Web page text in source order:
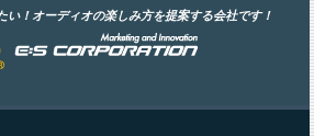
い！オーディオの楽しみ方を提案する会社です！